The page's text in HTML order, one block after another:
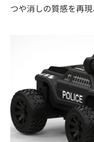
つや消しの質感を再